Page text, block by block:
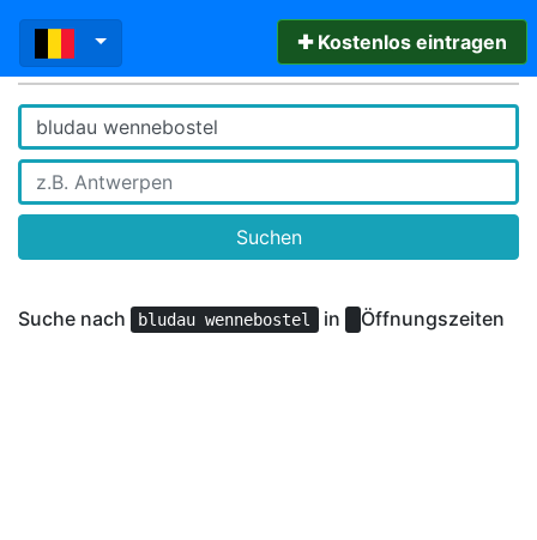
✚ Kostenlos eintragen
Suchen
Suche nach bludau wennebostel in Öffnungszeiten